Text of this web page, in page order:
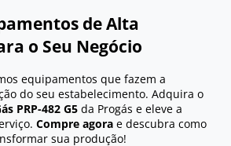
de Alta
o Seu Negócio
equipamentos que fazem a
do seu estabelecimento. Adquira o
PRP-482 G5 da Progás e eleve a
Compre agora e descubra como
sua produção!